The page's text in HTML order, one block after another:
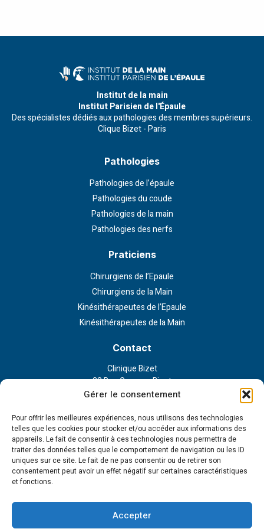
Gérer le consentement
Pour offrir les meilleures expériences, nous utilisons des technologies
telles que les cookies pour stocker et/ou accéder aux informations des
appareils. Le fait de consentir à ces technologies nous permettra de
traiter des données telles que le comportement de navigation ou les ID
uniques sur ce site. Le fait de ne pas consentir ou de retirer son
consentement peut avoir un effet négatif sur certaines caractéristiques
et fonctions.
Accepter
Institut de la main
Institut Parisien de l'Épaule
Des spécialistes dédiés aux pathologies des membres supérieurs.
Clique Bizet - Paris
Pathologies
Pathologies de l’épaule
Pathologies du coude
Pathologies de la main
Pathologies des nerfs
Praticiens
Chirurgiens de l’Epaule
Chirurgiens de la Main
Kinésithérapeutes de l’Epaule
Kinésithérapeutes de la Main
Contact
Clinique Bizet
23 Rue Georges Bizet
75116 Paris
Liens externe
Politique de confidentialité
Politique en matière de cookies
Tous droits réservés - 2023 © Institut de la main et l'épaule